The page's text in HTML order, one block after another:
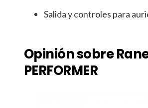
Salida y controles para
Opinión sobre
PERFORMER